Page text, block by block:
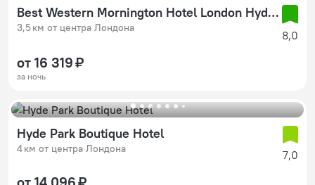
Best Western Mornington Hotel London Hyde Park
3,5 км от центра Лондона
8,0
от 16 319 ₽
за ночь
Hyde Park Boutique Hotel
4 км от центра Лондона 7,0